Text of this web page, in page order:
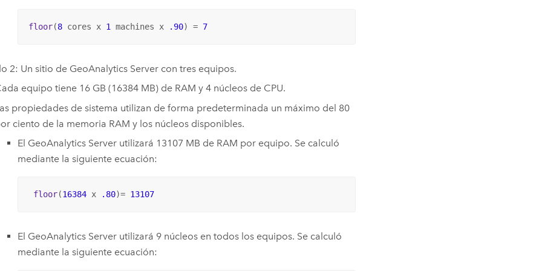
floor(8 cores x 1 machines x .90) = 7
2: Un sitio de GeoAnalytics Servercon tres equipos.
equipo tiene 16 GB (16384 MB) de RAM y 4 núcleos de CPU.
propiedades de sistema utilizan de forma predeterminada un máximo del 80
ciento de la memoria RAM y los núcleos disponibles.
El GeoAnalytics Server utilizará 13107 MB de RAM por equipo. Se calculó
mediante la siguiente ecuación:
floor(16384 x .80)= 13107
El GeoAnalytics Server utilizará 9 núcleos en todos los equipos. Se calculó
mediante la siguiente ecuación: